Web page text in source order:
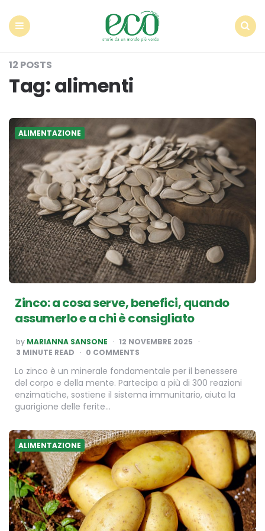
12 POSTS
Tag:alimenti
ALIMENTAZIONE
Zinco: a cosa serve, benefici, quando
assumerlo e a chi è consigliato
POSTED
BY
by MARIANNA SANSONE
12 NOVEMBRE 2025
3 MINUTE READ 0 COMMENTS
Lo zinco è un minerale fondamentale per il benessere
del corpo e della mente. Partecipa a più di 300 reazioni
enzimatiche, sostiene il sistema immunitario, aiuta la
guarigione delle ferite…
ALIMENTAZIONE